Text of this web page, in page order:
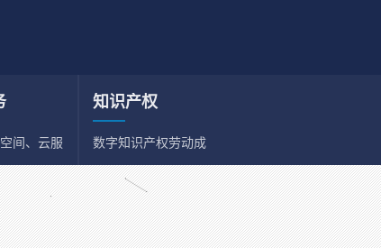
间、云服
知识产权
数字知识产权劳动成
果依法享有保护权利